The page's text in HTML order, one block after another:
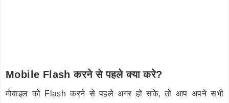
Mobile Flash करने से पहले क्या करे?
मोबाइल को Flash करने से पहले अगर हो सके, तो आप अपने सभी